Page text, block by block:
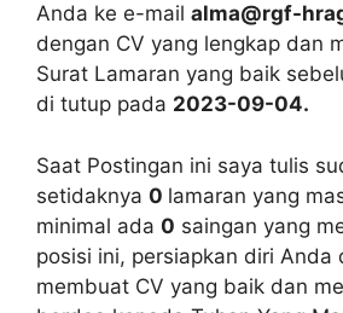
Anda ke e-mail alma@rgf-
dengan CV yang lengkap dan
Surat Lamaran yang baik
di tutup pada 2023-09-04.
Saat Postingan ini saya tulis
setidaknya 0 lamaran yang
minimal ada 0 saingan yang
posisi ini, persiapkan diri Anda
membuat CV yang baik dan